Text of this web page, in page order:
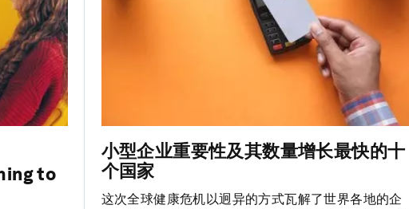
to
小型企业重要性及其数量增长最快的十
个国家
这次全球健康危机以迥异的方式瓦解了世界各地的企